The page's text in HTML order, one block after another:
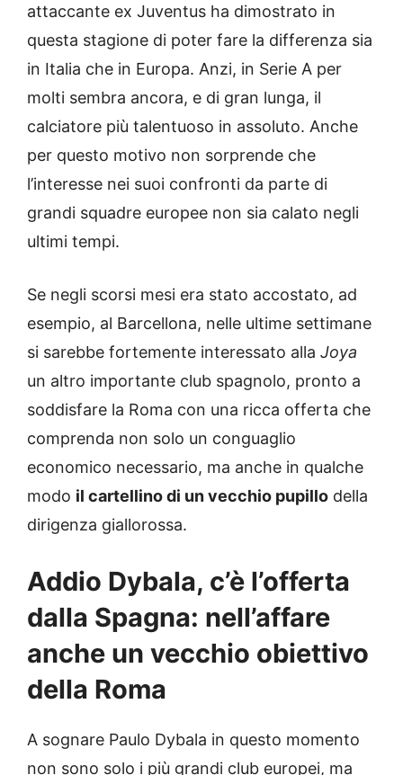
attaccante ex Juventus ha dimostrato in
questa stagione di poter fare la differenza sia
in Italia che in Europa. Anzi, in Serie A per
molti sembra ancora, e di gran lunga, il
calciatore più talentuoso in assoluto. Anche
per questo motivo non sorprende che
l’interesse nei suoi confronti da parte di
grandi squadre europee non sia calato negli
ultimi tempi.
Se negli scorsi mesi era stato accostato, ad
esempio, al Barcellona, nelle ultime settimane
si sarebbe fortemente interessato alla Joya
un altro importante club spagnolo, pronto a
soddisfare la Roma con una ricca offerta che
comprenda non solo un conguaglio
economico necessario, ma anche in qualche
modo il cartellino di un vecchio pupillo della
dirigenza giallorossa.
Addio Dybala, c’è l’offerta
dalla Spagna: nell’affare
anche un vecchio obiettivo
della Roma
A sognare Paulo Dybala in questo momento
non sono solo i più grandi club europei, ma